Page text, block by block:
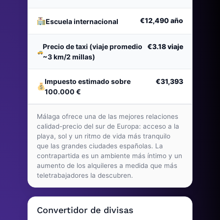
Escuela internacional €12,490año
Precio de taxi (viaje promedio
~3 km/2 millas)
€3.18viaje
Impuesto estimado sobre
100.000 €
€31,393
Málaga ofrece una de las mejores relaciones
calidad-precio del sur de Europa: acceso a la
playa, sol y un ritmo de vida más tranquilo
que las grandes ciudades españolas. La
contrapartida es un ambiente más íntimo y un
aumento de los alquileres a medida que más
teletrabajadores la descubren.
Convertidor de divisas